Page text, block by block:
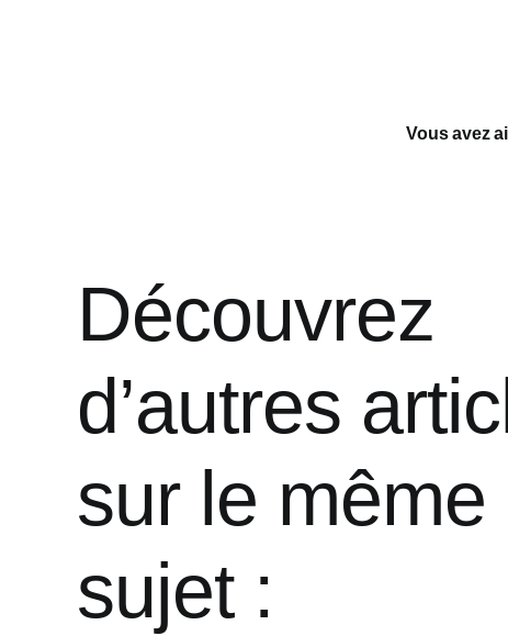
Vous avez
Découvrez
d’autres
sur le même
sujet :